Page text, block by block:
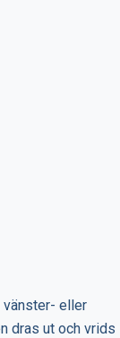
vänster- eller
dras ut och vrids